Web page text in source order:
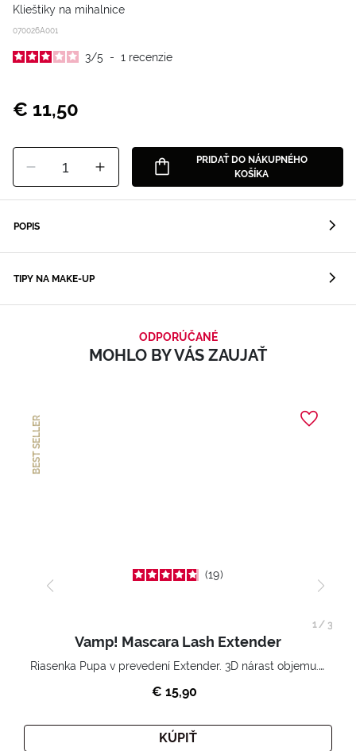
Klieštiky na mihalnice
070026A001
3/5 - 1 recenzie
€ 11,50
1
PRIDAŤ DO NÁKUPNÉHO
KOŠÍKA
POPIS
TIPY NA MAKE-UP
ODPORÚČANÉ
MOHLO BY VÁS ZAUJAŤ
BEST SELLER
19
Vamp! Mascara Lash Extender
Riasenka Pupa v prevedení Extender. 3D nárast objemu. Nekonečne zhutnené a nadvihnuté riasy.
€ 15,90
KÚPIŤ
1/ 3